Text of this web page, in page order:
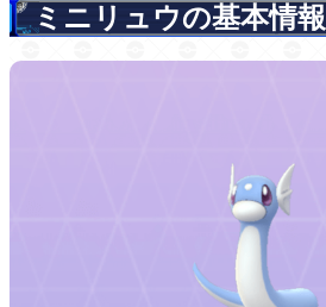
ミニリュウの基本情報